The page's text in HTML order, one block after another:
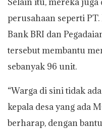
perusahaan seperti
Bank BRI dan
tersebut membantu
sebanyak 96 unit.
“Warga di sini tidak
kepala desa yang ada
berharap, dengan